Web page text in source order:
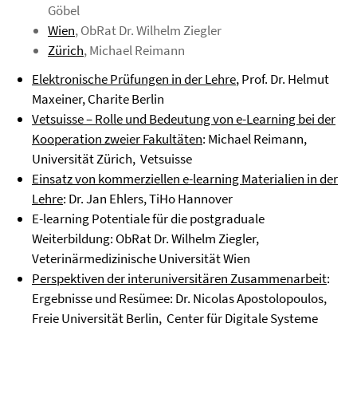
Göbel
Wien, ObRat Dr. Wilhelm Ziegler
Zürich, Michael Reimann
Elektronische Prüfungen in der Lehre, Prof. Dr. Helmut
Maxeiner, Charite Berlin
Vetsuisse – Rolle und Bedeutung von e-Learning bei der
Kooperation zweier Fakultäten: Michael Reimann,
Universität Zürich, Vetsuisse
Einsatz von kommerziellen e-learning Materialien in der
Lehre: Dr. Jan Ehlers, TiHo Hannover
E-learning Potentiale für die postgraduale
Weiterbildung: ObRat Dr. Wilhelm Ziegler,
Veterinärmedizinische Universität Wien
Perspektiven der interuniversitären Zusammenarbeit:
Ergebnisse und Resümee: Dr. Nicolas Apostolopoulos,
Freie Universität Berlin, Center für Digitale Systeme